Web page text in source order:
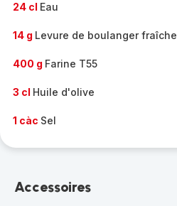
24 cl Eau
14 g Levure de boulanger fraîche
400 g Farine T55
3 cl Huile d'olive
1 càc Sel
Accessoires